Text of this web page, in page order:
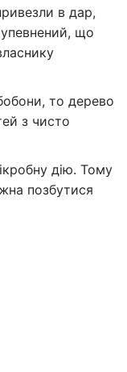
в дар,
упевнений, що
то дерево
з чисто
дію. Тому
позбутися